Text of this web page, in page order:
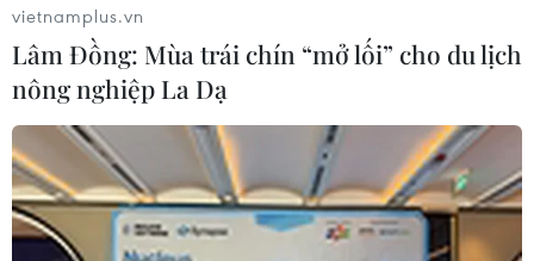
vietnamplus.vn
Lâm Đồng: Mùa trái chín “mở lối” cho du lịch
nông nghiệp La Dạ